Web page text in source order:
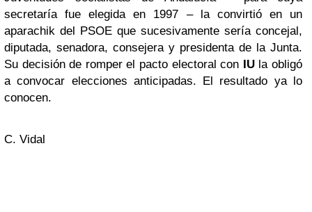
secretaría fue elegida en 1997 – la convirtió en un
aparachik del PSOE que sucesivamente sería concejal,
diputada, senadora, consejera y presidenta de la Junta.
Su decisión de romper el pacto electoral con
IUla obligó
a convocar elecciones anticipadas. El resultado ya lo
conocen.
C. Vidal